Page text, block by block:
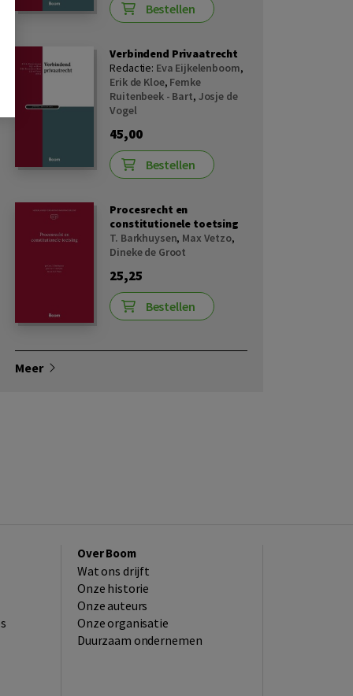
Bestellen
Verbindend Privaatrecht
Redactie: Eva Eijkelenboom,
Erik de Kloe, Femke
Ruitenbeek - Bart, Josje de
Vogel
45,00
Bestellen
Procesrecht en
constitutionele toetsing
T. Barkhuysen, Max Vetzo,
Dineke de Groot
25,25
Bestellen
Meer
Over Boom
Wat ons drijft
Onze historie
Onze auteurs
Onze organisatie
Duurzaam ondernemen